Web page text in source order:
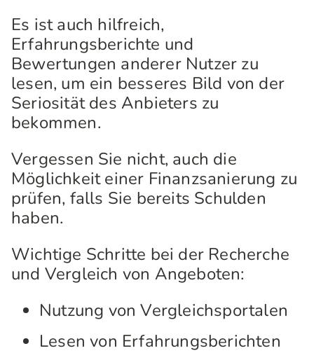
Es ist auch hilfreich,
Erfahrungsberichte und
Bewertungen anderer Nutzer zu
lesen, um ein besseres Bild von der
Seriosität des Anbieters zu
bekommen.
Vergessen Sie nicht, auch die
Möglichkeit einer Finanzsanierung zu
prüfen, falls Sie bereits Schulden
haben.
Wichtige Schritte bei der Recherche
und Vergleich von Angeboten:
Nutzung von Vergleichsportalen
Lesen von Erfahrungsberichten